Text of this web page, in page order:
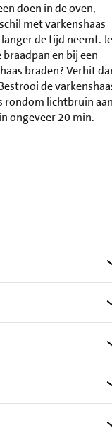
doen in de oven,
met varkenshaas
de tijd neemt. Je
en bij een
braden? Verhit
de
rondom lichtbruin
ongeveer 20 min.